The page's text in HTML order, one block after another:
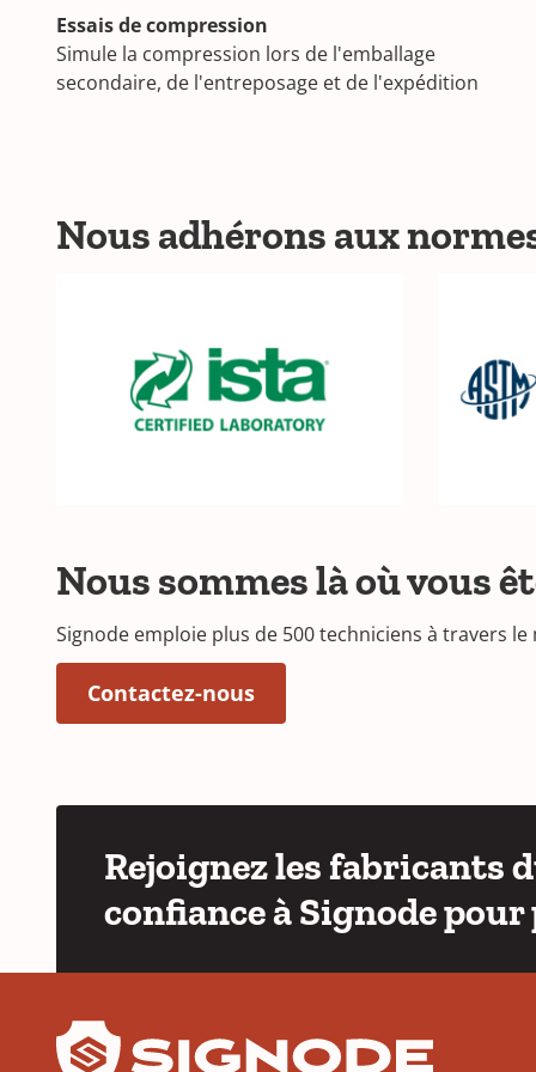
Essais de compression
Simule la compression lors de l'emballage
secondaire, de l'entreposage et de l'expédition
Nous adhérons aux
Nous sommes là où vous
Signode emploie plus de 500 techniciens à travers
Contactez-nous
Rejoignez les fabricants
confiance à Signode